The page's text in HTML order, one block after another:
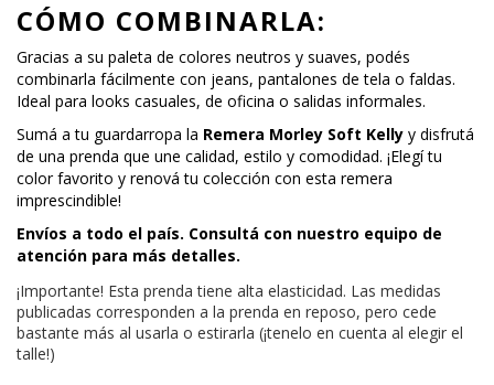
CÓMO COMBINARLA:
Gracias a su paleta de colores neutros y suaves, podés
combinarla fácilmente con jeans, pantalones de tela o faldas.
Ideal para looks casuales, de oficina o salidas informales.
Sumá a tu guardarropa la Remera Morley Soft Kelly y disfrutá
de una prenda que une calidad, estilo y comodidad. ¡Elegí tu
color favorito y renová tu colección con esta remera
imprescindible!
Envíos a todo el país. Consultá con nuestro equipo de
atención para más detalles.